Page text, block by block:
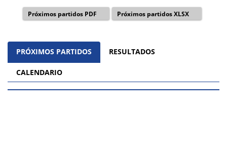
Próximos partidos PDF Próximos partidos XLSX
PRÓXIMOS PARTIDOS RESULTADOS
CALENDARIO